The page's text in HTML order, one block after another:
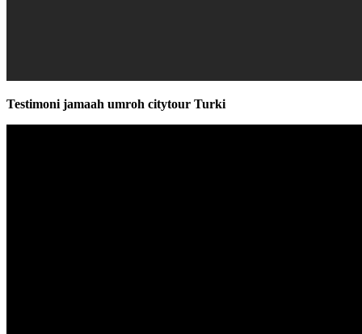
Testimoni jamaah umroh citytour Turki